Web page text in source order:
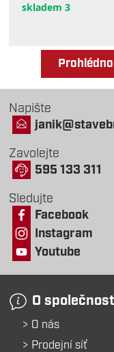
skladem 3
Napište
Zavolejte
595 133 311
Sledujte
Facebook
Instagram
Youtube
O
O nás
Prodejní síť